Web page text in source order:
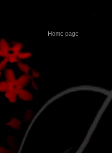
Home page